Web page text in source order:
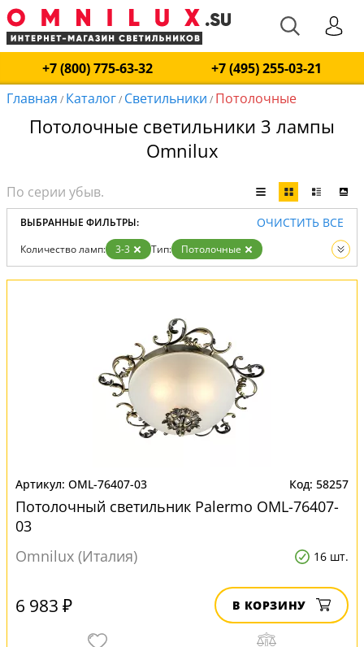
+7 (800) 775-63-32
+7 (495) 255-03-21
Главная / Каталог/ Светильники / Потолочные
Потолочные светильники 3 лампы
Omnilux
ВЫБРАННЫЕ ФИЛЬТРЫ: ОЧИСТИТЬ ВСЕ
Количество ламп: 3-3 Тип:
Потолочные
Вид:
Светильники
OML-76407-03 58257
Потолочный светильник Palermo OML-76407-
03
Omnilux (Италия)
16 шт.
6 983 ₽ В КОРЗИНУ